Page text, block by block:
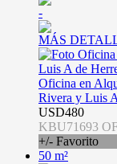
-
MÁS
Oficina en
Rivera y Luis
USD480
KBU71693
+/- Favorito
50 m²